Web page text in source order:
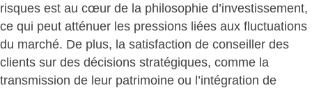
risques est au cœur de la philosophie d’investissement,
ce qui peut atténuer les pressions liées aux fluctuations
du marché. De plus, la satisfaction de conseiller des
clients sur des décisions stratégiques, comme la
transmission de leur patrimoine ou l’intégration de